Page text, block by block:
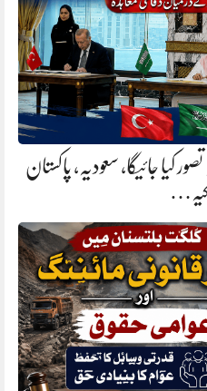
کیا جائیگا، سعودیہ، پاکستان